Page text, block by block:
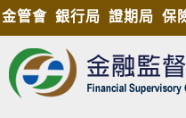
金管會 銀行局 證期局 保